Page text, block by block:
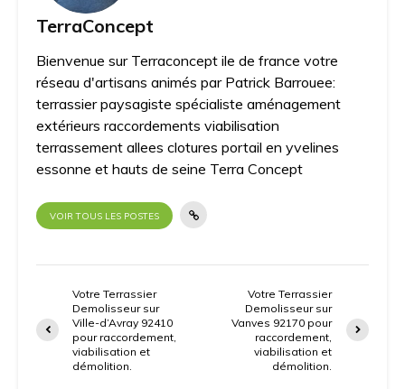
TerraConcept
Bienvenue sur Terraconcept ile de france votre
réseau d'artisans animés par Patrick Barrouee:
terrassier paysagiste spécialiste aménagement
extérieurs raccordements viabilisation
terrassement allees clotures portail en yvelines
essonne et hauts de seine Terra Concept
VOIR TOUS LES POSTES
Votre Terrassier
Demolisseur sur
Ville-d’Avray 92410
pour raccordement,
viabilisation et
démolition.
Votre Terrassier
Demolisseur sur
Vanves 92170 pour
raccordement,
viabilisation et
démolition.